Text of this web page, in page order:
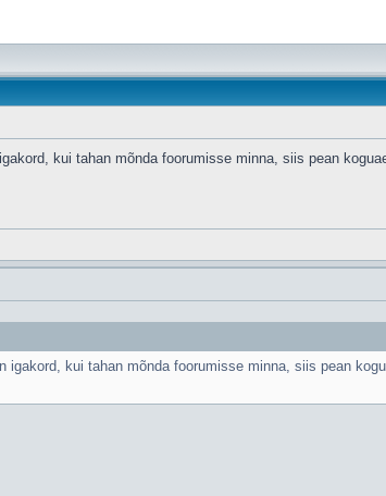
kui tahan mõnda foorumisse minna, siis pean
kui tahan mõnda foorumisse minna, siis pean